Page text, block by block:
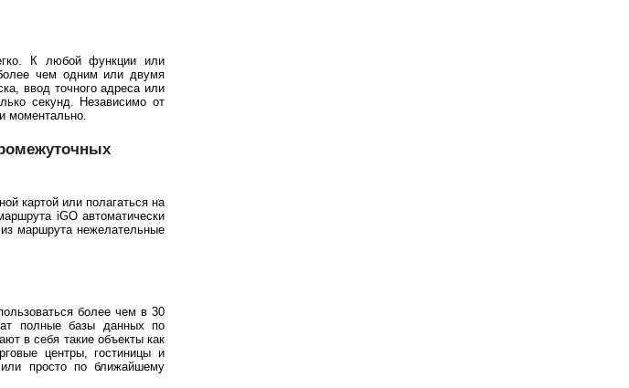
К любой функции или
чем одним или двумя
ввод точного адреса или
секунд. Независимо от
моментально.
картой или полагаться на
iGO автоматически
маршрута нежелательные
более чем в 30
полные базы данных по
в себя такие объекты как
центры, гостиницы и
просто по ближайшему